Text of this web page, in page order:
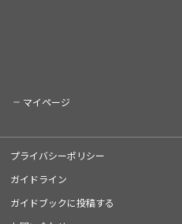
マイページ
プライバシーポリシー
ガイドライン
ガイドブックに投稿する